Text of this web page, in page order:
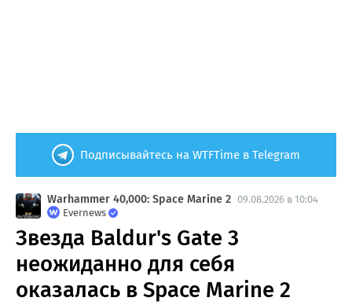
Подписывайтесь на WTFTime в Telegram
Warhammer 40,000: Space Marine 2 09.08.2026 в 10:04
Evernews
Звезда Baldur's Gate 3
неожиданно для себя
оказалась в Space Marine 2